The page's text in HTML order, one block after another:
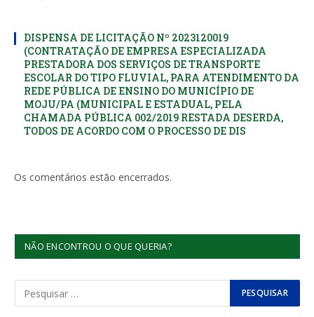
DISPENSA DE LICITAÇÃO Nº 2023120019
(CONTRATAÇÃO DE EMPRESA ESPECIALIZADA
PRESTADORA DOS SERVIÇOS DE TRANSPORTE
ESCOLAR DO TIPO FLUVIAL, PARA ATENDIMENTO DA
REDE PÚBLICA DE ENSINO DO MUNICÍPIO DE
MOJU/PA (MUNICIPAL E ESTADUAL, PELA
CHAMADA PÚBLICA 002/2019 RESTADA DESERDA,
TODOS DE ACORDO COM O PROCESSO DE DIS
Os comentários estão encerrados.
NÃO ENCONTROU O QUE QUERIA?